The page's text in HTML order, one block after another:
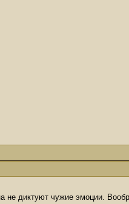
не диктуют чужие эмоции.